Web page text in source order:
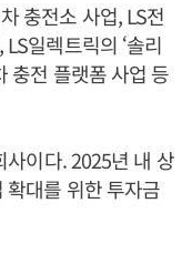
충전소 사업, LS전
일렉트릭의 ‘솔리
충전 플랫폼 사업 등
사이다. 2025년 내 상
확대를 위한 투자금